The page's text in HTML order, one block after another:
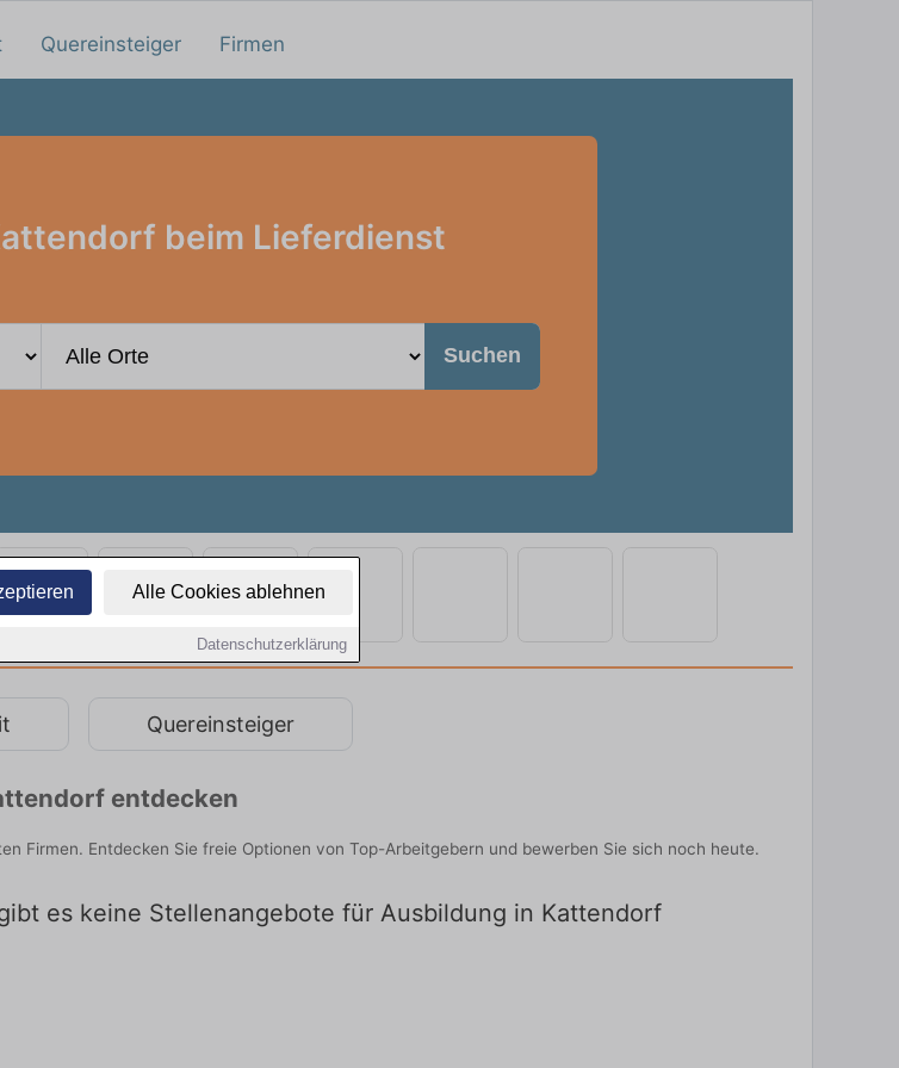
Alle Cookies ablehnen
Datenschutzerklärung
Quereinsteiger Firmen
beim Lieferdienst
Suchen
Quereinsteiger
entdecken
Firmen. Entdecken Sie freie Optionen von Top-Arbeitgebern und bewerben Sie sich noch heute.
es keine Stellenangebote für Ausbildung in Kattendorf